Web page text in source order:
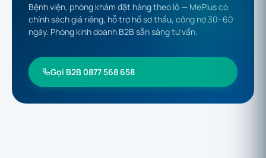
Bệnh viện, phòng khám đặt hàng theo lô — MePlus có
chính sách giá riêng, hỗ trợ hồ sơ thầu, công nợ 30–60
ngày. Phòng kinh doanh B2B sẵn sàng tư vấn.
Gọi B2B 0877 568 658